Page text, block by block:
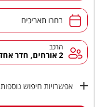
הרגע האחרון
חבילות בריאות וספא
טיסות לחו"ל
מלונות בחו"ל
תאריכים בחרו תאריכים
הרכב הרכב
2 אורחים, חדר אחד
אפשרויות חיפוש נוספות